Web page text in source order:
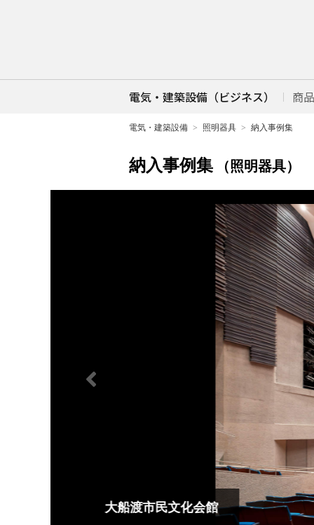
電気・建築設備（ビジネス） 商
電気・建築設備 照明器具 納入事例集
納入事例集 （照明器具）
大船渡市民文化会館